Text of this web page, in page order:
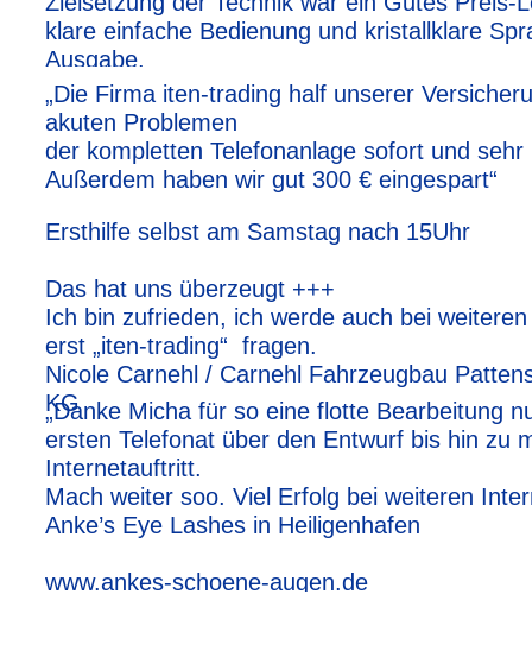
„Danke Micha für so eine flotte Bearbeitung
ersten Telefonat über den Entwurf bis hin zu
Internetauftritt.
Mach weiter soo. Viel Erfolg bei weiteren
Anke’s Eye Lashes in Heiligenhafen
www.ankes-schoene-augen.de
Ersthilfe selbst am Samstag
Das hat uns überzeugt +++
Ich bin zufrieden, ich werde auch bei
erst „iten-trading“ fragen.
Nicole Carnehl / Carnehl Fahrzeugbau
KG
www.carnehl.eu
„Die Firma iten-trading half unserer
akuten Problemen
der kompletten Telefonanlage sofort und sehr
Außerdem haben wir gut 300 € eingespart“
klare einfache Bedienung und kristallklare
Ausgabe.
Die Firma iten-trading aus Pattensen erfüllte
genau.“
Bau- und Möbeltischlerei, Bestattungen und
aller Art THOMAS HOHE